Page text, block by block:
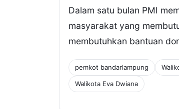
Dalam satu bulan PMI
masyarakat yang
membutuhkan bantuan
pemkot bandarlampung
Walikota Eva Dwiana